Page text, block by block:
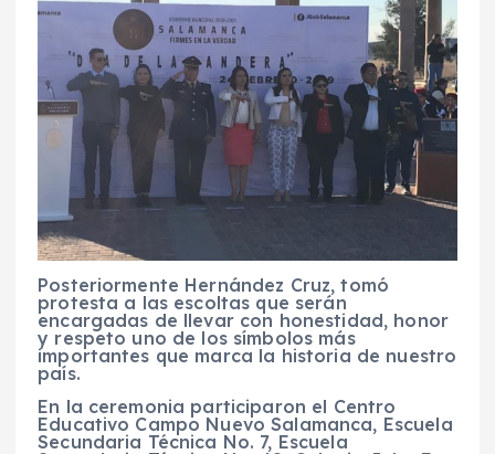
Posteriormente Hernández Cruz, tomó
protesta a las escoltas que serán
encargadas de llevar con honestidad, honor
y respeto uno de los símbolos más
importantes que marca la historia de nuestro
país.
En la ceremonia participaron el Centro
Educativo Campo Nuevo Salamanca, Escuela
Secundaria Técnica No. 7, Escuela